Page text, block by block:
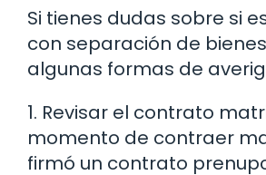
Si tienes dudas sobre si
con separación de
algunas formas de
1. Revisar el contrato
momento de contraer
firmó un contrato